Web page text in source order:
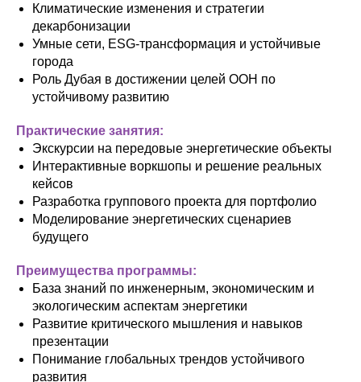
Климатические изменения и стратегии
декарбонизации
Умные сети, ESG-трансформация и устойчивые
города
Роль Дубая в достижении целей ООН по
устойчивому развитию
Практические занятия:
Экскурсии на передовые энергетические объекты
Интерактивные воркшопы и решение реальных
кейсов
Разработка группового проекта для портфолио
Моделирование энергетических сценариев
будущего
Преимущества программы:
База знаний по инженерным, экономическим и
экологическим аспектам энергетики
Развитие критического мышления и навыков
презентации
Понимание глобальных трендов устойчивого
развития